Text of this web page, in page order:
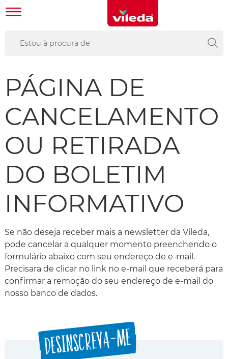
PÁGINA DE
CANCELAMENTO
OU RETIRADA
DO BOLETIM
INFORMATIVO
Se não deseja receber mais a newsletter da Vileda,
pode cancelar a qualquer momento preenchendo o
formulário abaixo com seu endereço de e-mail.
Precisara de clicar no link no e-mail que receberá para
confirmar a remoção do seu endereço de e-mail do
nosso banco de dados.
DESINSCREVA-ME